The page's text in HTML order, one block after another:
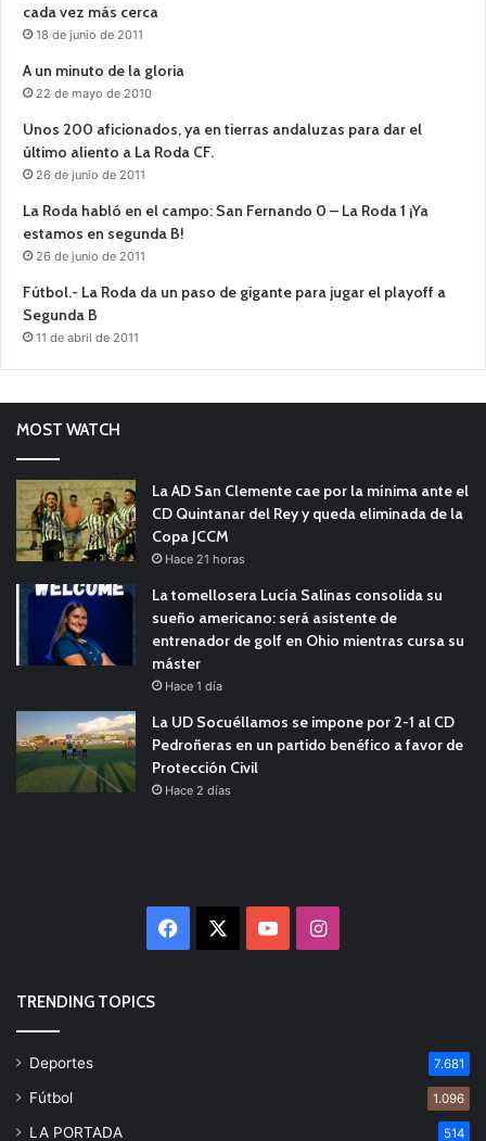
cada vez más cerca
18 de junio de 2011
A un minuto de la gloria
22 de mayo de 2010
Unos 200 aficionados, ya en tierras andaluzas para dar el
último aliento a La Roda CF.
26 de junio de 2011
La Roda habló en el campo: San Fernando 0 – La Roda 1 ¡Ya
estamos en segunda B!
26 de junio de 2011
Fútbol.- La Roda da un paso de gigante para jugar el playoff a
Segunda B
11 de abril de 2011
MOST WATCH
La AD San Clemente cae por la mínima ante el
CD Quintanar del Rey y queda eliminada de la
Copa JCCM
Hace 21 horas
La tomellosera Lucía Salinas consolida su
sueño americano: será asistente de
entrenador de golf en Ohio mientras cursa su
máster
Hace 1 día
La UD Socuéllamos se impone por 2-1 al CD
Pedroñeras en un partido benéfico a favor de
Protección Civil
Hace 2 días
Facebook YouTubeInstagram
TRENDING TOPICS
Deportes 7.681
Fútbol 1.096
LA PORTADA 514